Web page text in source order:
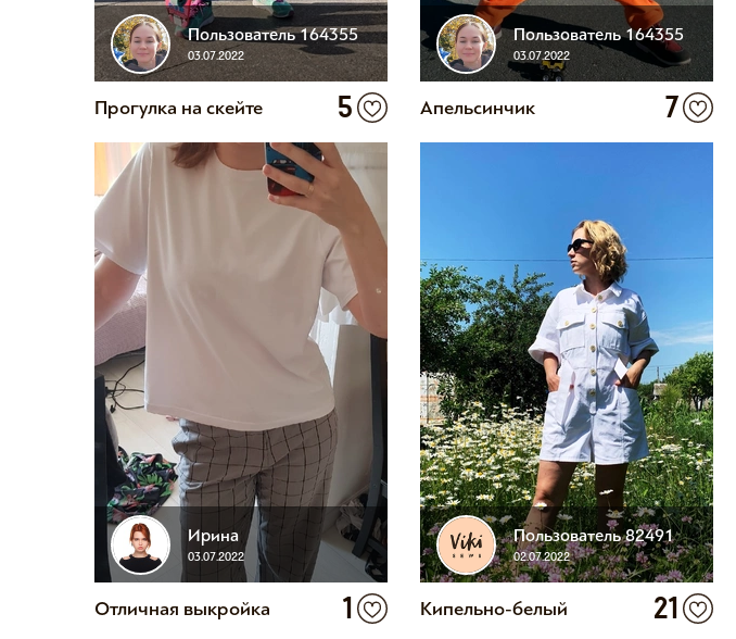
Пользователь 164355
03.07.2022
Прогулка на скейте 5
Пользователь 164355
03.07.2022
Апельсинчик 7
Ирина
03.07.2022
Отличная выкройка 1
Пользователь 82491
02.07.2022
Кипельно-белый 21